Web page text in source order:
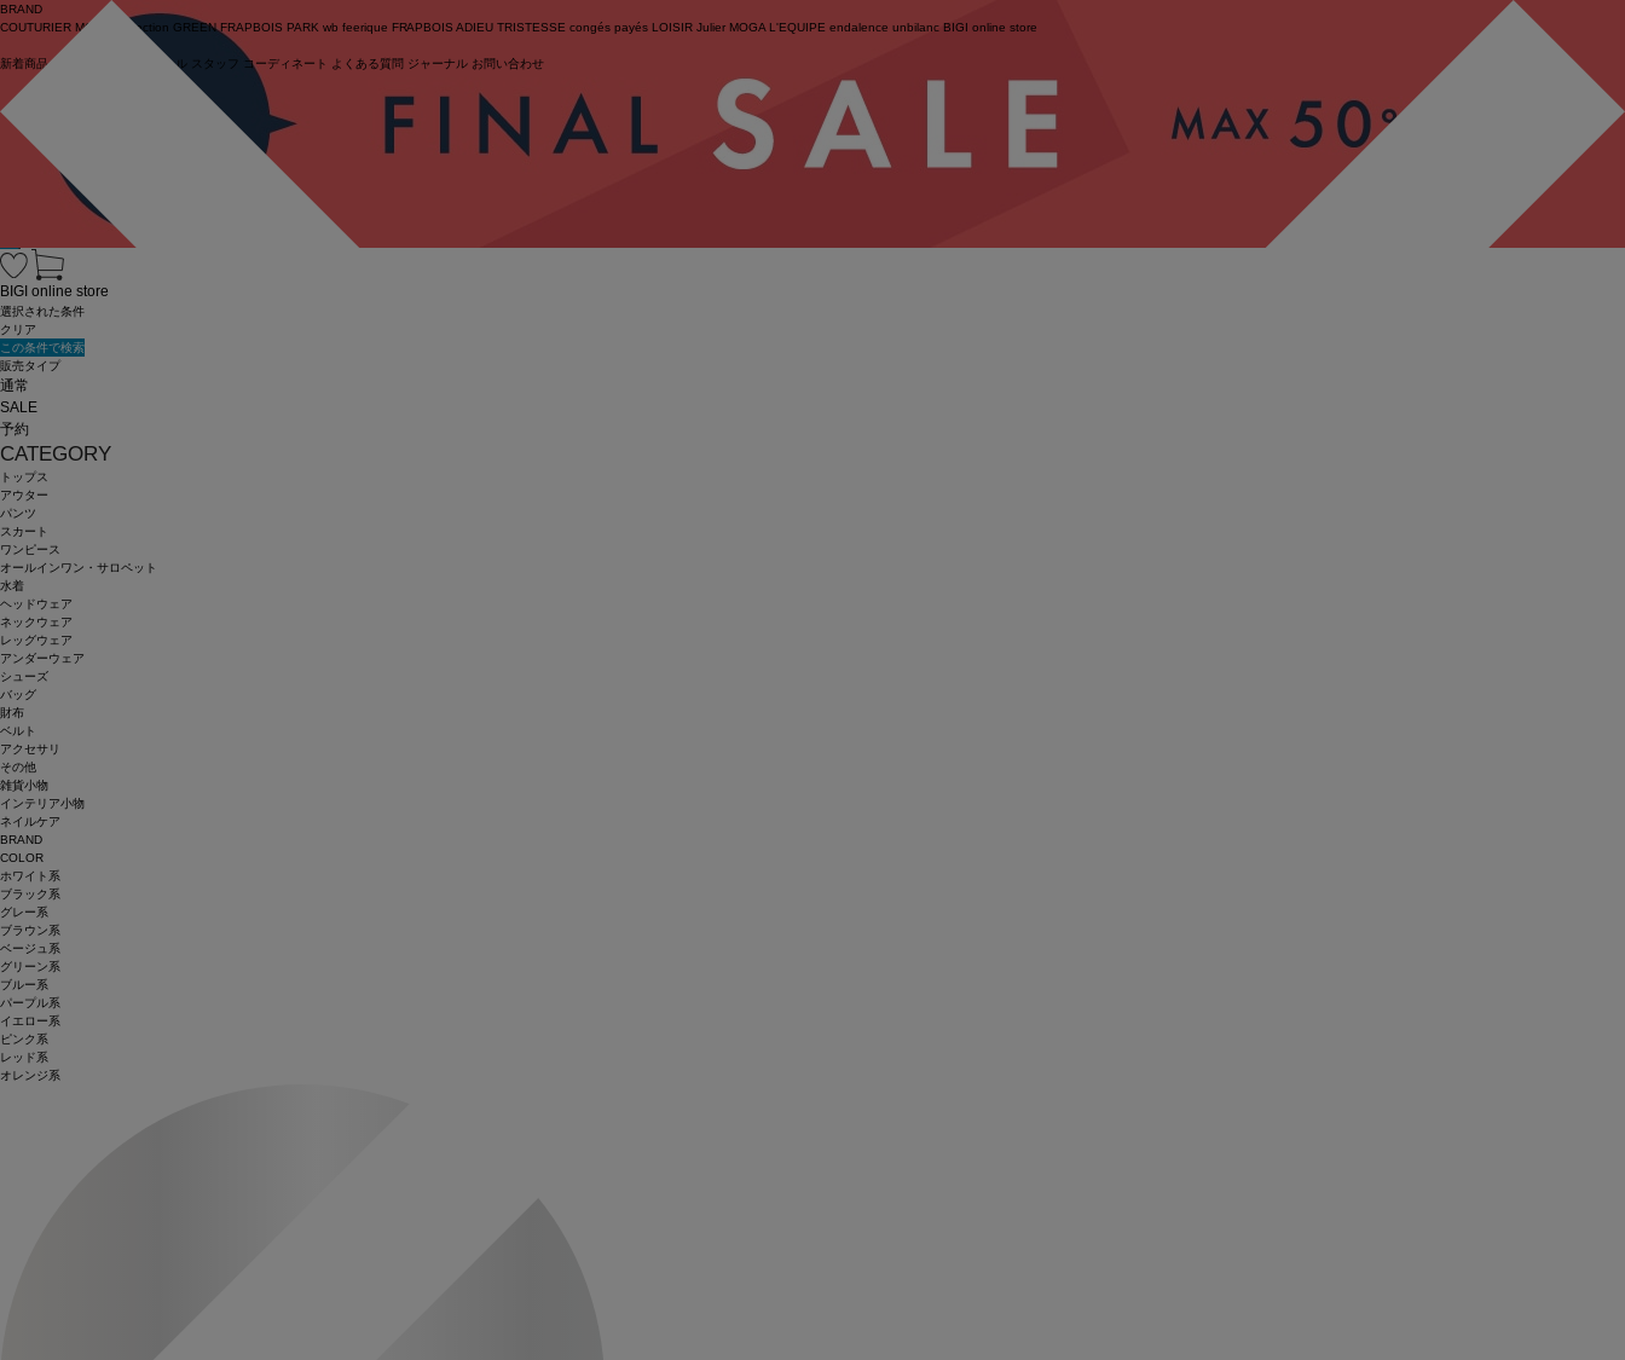
BRAND
COUTURIER MOGA Collection GREEN FRAPBOIS PARK wb feerique FRAPBOIS ADIEU TRISTESSE congés payés LOISIR Julier MOGA L'EQUIPE endalence unbilanc BIGI online store
新着商品 (ライブ) セール スタッフ コーディネート よくある質問 ジャーナル お問い合わせ
BIGI online store
選択された条件
クリア
この条件で検索
販売タイプ
通常
SALE
予約
CATEGORY
トップス
アウター
パンツ
スカート
ワンピース
オールインワン・サロペット
水着
ヘッドウェア
ネックウェア
レッグウェア
アンダーウェア
シューズ
バッグ
財布
ベルト
アクセサリ
その他
雑貨小物
インテリア小物
ネイルケア
BRAND
COLOR
ホワイト系
ブラック系
グレー系
ブラウン系
ベージュ系
グリーン系
ブルー系
パープル系
イエロー系
ピンク系
レッド系
オレンジ系